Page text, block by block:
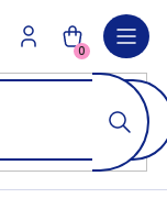
NÁKUPNÍ
KOŠÍK
0